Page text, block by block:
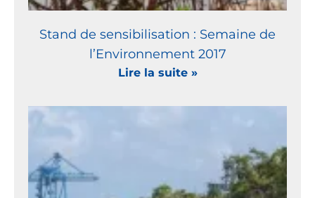
Stand de sensibilisation : Semaine de
l’Environnement 2017
Lire la suite »